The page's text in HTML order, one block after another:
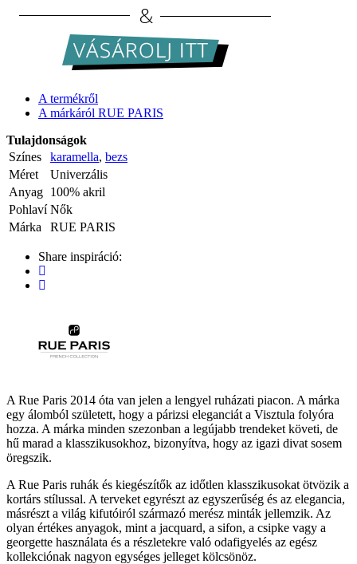
A termékről
A márkáról RUE PARIS
Tulajdonságok
Színes
karamella, bezs
Méret
Univerzális
Anyag 100% akril
Pohlaví Nők
Márka
RUE PARIS
Share inspiráció:
A Rue Paris 2014 óta van jelen a lengyel ruházati piacon. A márka
egy álomból született, hogy a párizsi eleganciát a Visztula folyóra
hozza. A márka minden szezonban a legújabb trendeket követi, de
hű marad a klasszikusokhoz, bizonyítva, hogy az igazi divat sosem
öregszik.
A Rue Paris ruhák és kiegészítők az időtlen klasszikusokat ötvözik a
kortárs stílussal. A terveket egyrészt az egyszerűség és az elegancia,
másrészt a világ kifutóiról származó merész minták jellemzik. Az
olyan értékes anyagok, mint a jacquard, a sifon, a csipke vagy a
georgette használata és a részletekre való odafigyelés az egész
kollekciónak nagyon egységes jelleget kölcsönöz.